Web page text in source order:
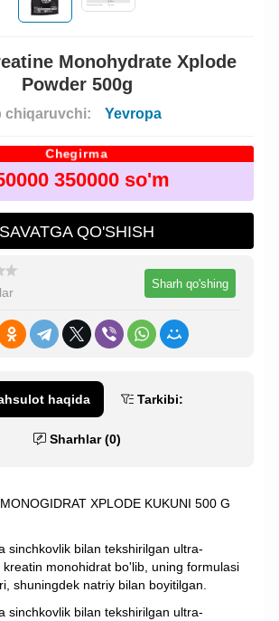
Monohydrate Xplode
Powder 500g
chiqaruvchi: Yevropa
SOTISH LEDERLARI!
Chegirma
350000 so'm
SAVATGA QO'SHISH
Sharh qo'shing
haqida Tarkibi:
Sharhlar (0)
XPLODE KUKUNI 500 G
sinchkovlik bilan tekshirilgan ultra-
kreatin monohidrat bo'lib, uning formulasi
shuningdek natriy bilan boyitilgan.
sinchkovlik bilan tekshirilgan ultra-